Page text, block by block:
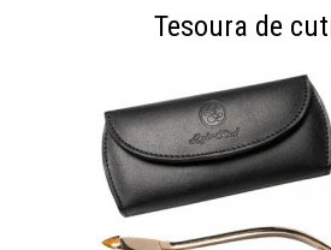
Tesoura de